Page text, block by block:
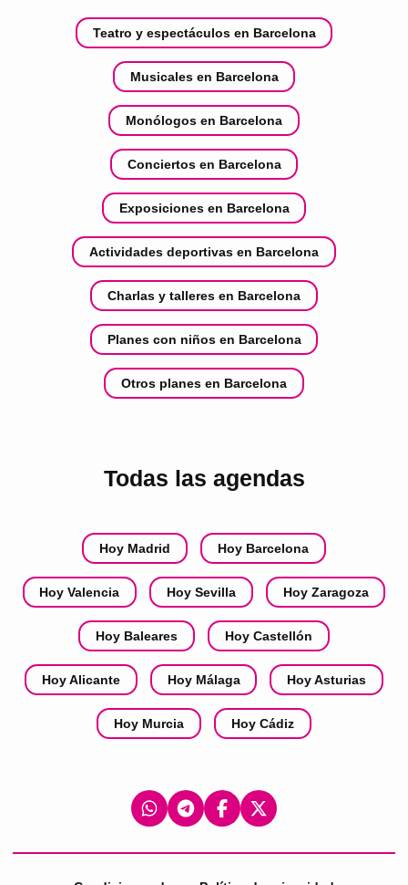
Teatro y espectáculos en Barcelona
Musicales en Barcelona
Monólogos en Barcelona
Conciertos en Barcelona
Exposiciones en Barcelona
Actividades deportivas en Barcelona
Charlas y talleres en Barcelona
Planes con niños en Barcelona
Otros planes en Barcelona
Todas las agendas
Hoy Madrid Hoy Barcelona
Hoy Valencia Hoy Sevilla Hoy Zaragoza
Hoy Baleares Hoy Castellón
Hoy Alicante Hoy Málaga Hoy Asturias
Hoy Murcia Hoy Cádiz